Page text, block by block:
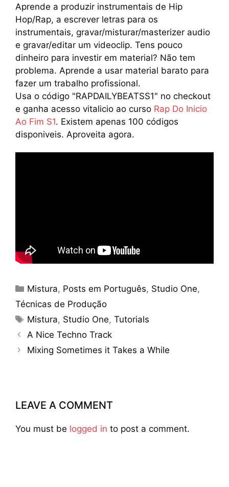
Aprende a produzir instrumentais de Hip
Hop/Rap, a escrever letras para os
instrumentais, gravar/misturar/masterizer audio
e gravar/editar um videoclip. Tens pouco
dinheiro para investir em material? Não tem
problema. Aprende a usar material barato para
fazer um trabalho profissional.
Usa o código "RAPDAILYBEATSS1" no checkout
e ganha acesso vitalicio ao curso Rap Do Inicio
Ao Fim S1. Existem apenas 100 códigos
disponiveis. Aproveita agora.
Categories
Mistura, Posts em Português, Studio One,
Técnicas de Produção
Tags
Mistura, Studio One,Tutorials
A Nice Techno Track
Mixing Sometimes it Takes a While
LEAVE A COMMENT
You must be logged in to post a comment.